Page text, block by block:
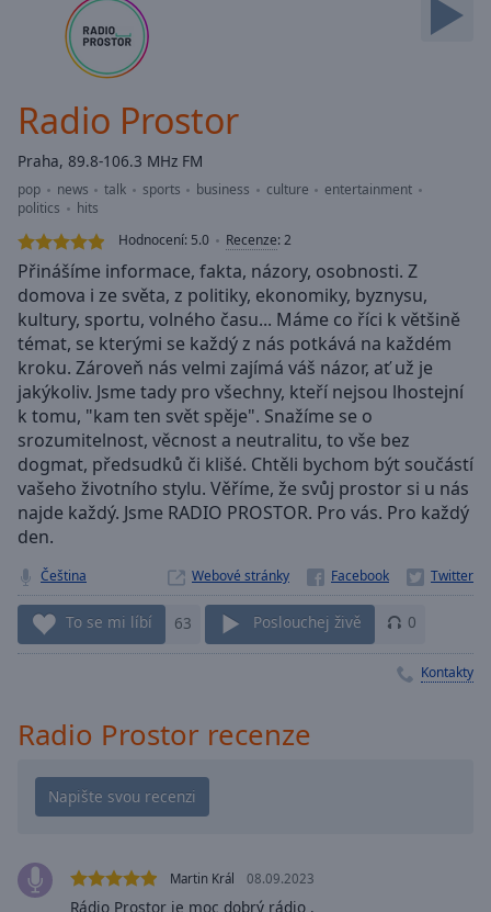
Backward
Current
Time0:00
Duration
Loaded:
0.00%
Stream
TypeLIVE
Seek to
live,
currently
behind
liveLIVE
Remaining
Time-
1x
Playback
Rate
Chapters
Chapters
Descriptions
off,
selected
opens
subtitles
Radio Prostor
Praha, 89.8-106.3 MHz FM
pop news talk sports business culture
entertainment
politics
hits
Hodnocení: 5.0 Recenze:2
Přinášíme informace, fakta, názory, osobnosti. Z
domova i ze světa, z politiky, ekonomiky, byznysu,
kultury, sportu, volného času... Máme co říci k většině
témat, se kterými se každý z nás potkává na každém
kroku. Zároveň nás velmi zajímá váš názor, ať už je
jakýkoliv. Jsme tady pro všechny, kteří nejsou lhostejní
k tomu, "kam ten svět spěje". Snažíme se o
srozumitelnost, věcnost a neutralitu, to vše bez
dogmat, předsudků či klišé. Chtěli bychom být součástí
vašeho životního stylu. Věříme, že svůj prostor si u nás
najde každý. Jsme RADIO PROSTOR. Pro vás. Pro každý
den.
Čeština Webové stránky
To se mi líbí 63 Poslouchej živě 0
Kontakty
Radio Prostor recenze
Martin Král 08.09.2023
Rádio Prostor je moc dobrý rádio .